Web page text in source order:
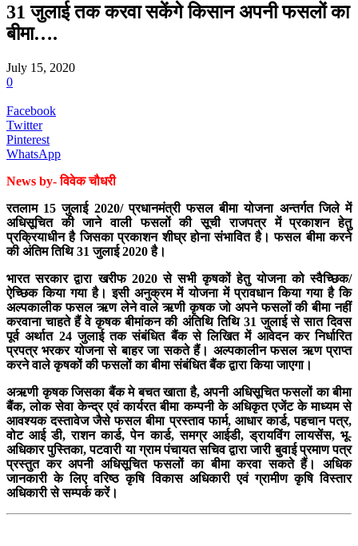
31 जुलाई तक करवा सकेंगे किसान अपनी फसलों का
बीमा….
July 15, 2020
0
Facebook
Twitter
Pinterest
WhatsApp
News by- विवेक चौधरी
रतलाम 15 जुलाई 2020/ प्रधानमंत्री फसल बीमा योजना अन्तर्गत जिले में
अधिसूचित की जाने वाली फसलों की सूची राजपत्र में प्रकाशन हेतु
प्रक्रियाधीन है जिसका प्रकाशन शीघ्र होना संभावित है। फसल बीमा करने
की अंतिम तिथि 31 जुलाई 2020 है।
भारत सरकार द्वारा खरीफ 2020 से सभी कृषकों हेतु योजना को स्वैच्छिक/
ऐच्छिक किया गया है। इसी अनुक्रम में योजना में प्रावधान किया गया है कि
अल्पकालीक फसल ऋण लेने वाले ऋणी कृषक जो अपने फसलों की बीमा नहीं
करवाना चाहते हैं वे कृषक बीमांकन की अंतिथि तिथि 31 जुलाई से सात दिवस
पूर्व अर्थात 24 जुलाई तक संबंधित बैंक से लिखित में आवेदन कर निर्धारित
प्रपत्र भरकर योजना से बाहर जा सकते हैं। अल्पकालीन फसल ऋण प्राप्त
करने वाले कृषकों की फसलों का बीमा संबंधित बैंक द्वारा किया जाएगा।
अऋणी कृषक जिसका बैंक मे बचत खाता है, अपनी अधिसूचित फसलों का बीमा
बैंक, लोक सेवा केन्द्र एवं कार्यरत बीमा कम्पनी के अधिकृत एजेंट के माध्यम से
आवश्यक दस्तावेज जैसे फसल बीमा प्रस्ताव फार्म, आधार कार्ड, पहचान पत्र,
वोट आई डी, राशन कार्ड, पेन कार्ड, समग्र आईडी, ड्रायविंग लायसेंस, भू-
अधिकार पुस्तिका, पटवारी या ग्राम पंचायत सचिव द्वारा जारी बुवाई प्रमाण पत्र
प्रस्तुत कर अपनी अधिसूचित फसलों का बीमा करवा सकते हैं। अधिक
जानकारी के लिए वरिष्ठ कृषि विकास अधिकारी एवं ग्रामीण कृषि विस्तार
अधिकारी से सम्पर्क करें।